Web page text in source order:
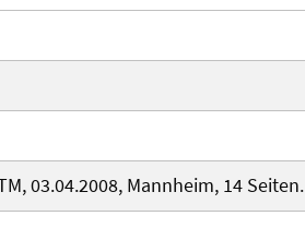
03.04.2008, Mannheim, 14 Seiten.